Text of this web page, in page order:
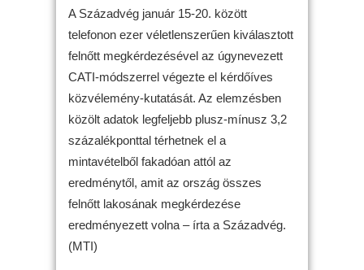
A Századvég január 15-20. között
telefonon ezer véletlenszerűen kiválasztott
felnőtt megkérdezésével az úgynevezett
CATI-módszerrel végezte el kérdőíves
közvélemény-kutatását. Az elemzésben
közölt adatok legfeljebb plusz-mínusz 3,2
százalékponttal térhetnek el a
mintavételből fakadóan attól az
eredménytől, amit az ország összes
felnőtt lakosának megkérdezése
eredményezett volna – írta a Századvég.
(MTI)